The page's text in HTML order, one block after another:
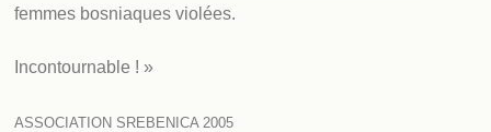
femmes bosniaques violées.
Incontournable ! »
ASSOCIATION SREBENICA 2005